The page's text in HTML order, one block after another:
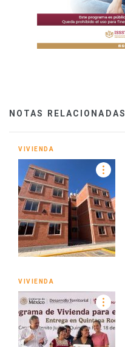
NOTAS RELACIONADAS
VIVIENDA
VIVIENDA